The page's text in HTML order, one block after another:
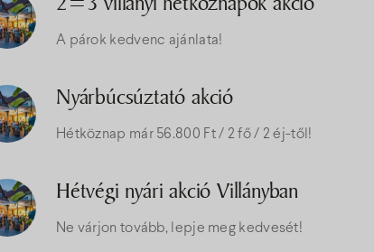
A párok kedvenc ajánlata!
Nyárbúcsúztató akció
Hétköznap már 56.800 Ft / 2 fő / 2 éj-től!
Hétvégi nyári akció Villányban
Ne várjon tovább, lepje meg kedvesét!